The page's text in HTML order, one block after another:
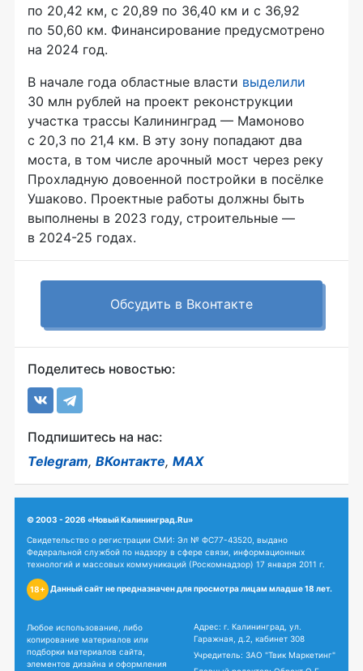
по 20,42 км, с 20,89 по 36,40 км и с 36,92
по 50,60 км. Финансирование предусмотрено
на 2024 год.
В начале года областные власти выделили
30 млн рублей на проект реконструкции
участка трассы Калининград — Мамоново
с 20,3 по 21,4 км. В эту зону попадают два
моста, в том числе арочный мост через реку
Прохладную довоенной постройки в посёлке
Ушаково. Проектные работы должны быть
выполнены в 2023 году, строительные —
в 2024-25 годах.
Обсудить в Вконтакте
Поделитесь новостью:
Подпишитесь на нас:
Telegram, ВКонтакте, MAX
© 2003 - 2026 «Новый Калининград.Ru»
Свидетельство о регистрации СМИ: Эл № ФС77-43520, выдано
Федеральной службой по надзору в сфере связи, информационных
технологий и массовых коммуникаций (Роскомнадзор) 17 января 2011 г.
18+ Данный сайт не предназначен для просмотра лицам младше 18 лет.
Любое использование, либо
копирование материалов или
подборки материалов сайта,
элементов дизайна и оформления
Адрес: г. Калининград, ул.
Гаражная, д.2, кабинет 308
Учредитель: ЗАО "Твик Маркетинг"